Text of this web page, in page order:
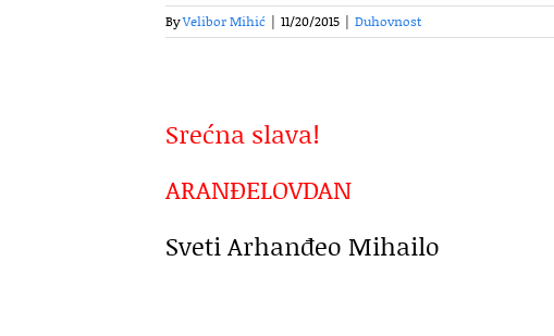
ByVelibor Mihić | 11/20/2015 | Duhovnost
Srećna slava!
ARANĐELOVDAN
Sveti Arhanđeo Mihailo